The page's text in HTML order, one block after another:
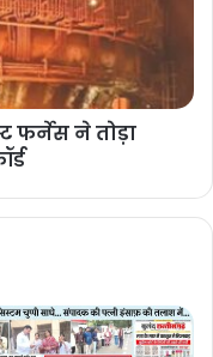
फर्नेस ने तोड़ा